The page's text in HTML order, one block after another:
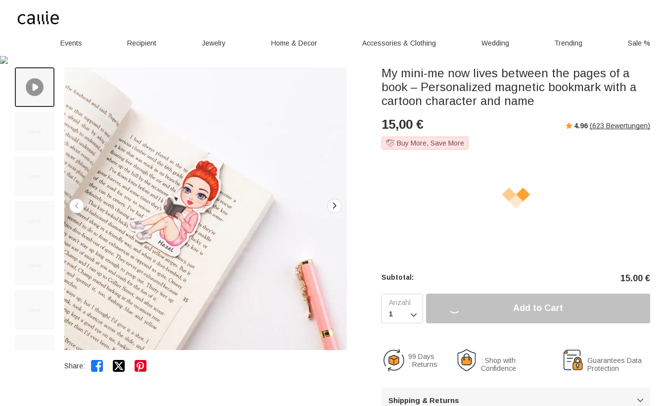
Events Recipient Jewelry Home & Decor Accessories & Clothing Wedding Trending Sale %
More than 20
Share:  
My mini-me now lives between the pages of a
book – Personalized magnetic bookmark with a
cartoon character and name
15,00 € 4.96 (623 Bewertungen)
Buy More, Save More
Subtotal: 15.00 €

Add to Cart
99 Days
: Returns
: Shop with
Confidence
Guarantees Data
Protection
Shipping & Returns 